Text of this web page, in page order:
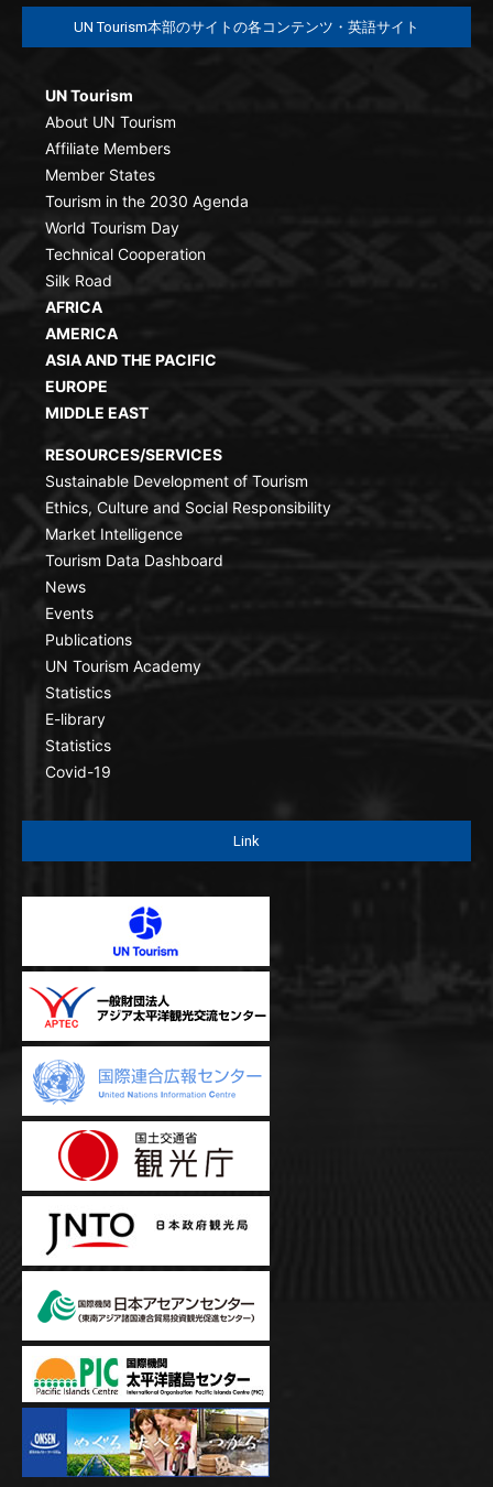
UN Tourism本部のサイトの各コンテンツ・英語サイト
UN Tourism
About UN Tourism
Affiliate Members
Member States
Tourism in the 2030 Agenda
World Tourism Day
Technical Cooperation
Silk Road
AFRICA
AMERICA
ASIA AND THE PACIFIC
EUROPE
MIDDLE EAST
RESOURCES/SERVICES
Sustainable Development of Tourism
Ethics, Culture and Social Responsibility
Market Intelligence
Tourism Data Dashboard
News
Events
Publications
UN Tourism Academy
Statistics
E-library
Statistics
Covid-19
Link